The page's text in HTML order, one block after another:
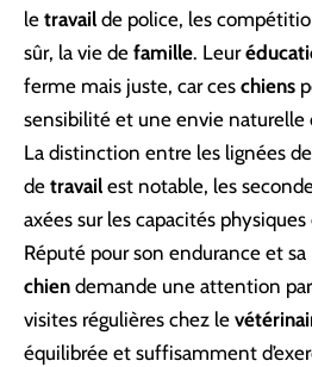
le travail de police, les
sûr, la vie de famille. Leur
ferme mais juste, car ces chiens
sensibilité et une envie naturelle
La distinction entre les lignées de
de travail est notable, les
axées sur les capacités
Réputé pour son endurance et
chien demande une attention
visites régulières chez le
équilibrée et suffisamment